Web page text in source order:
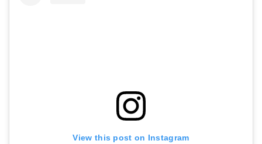
View this post on Instagram